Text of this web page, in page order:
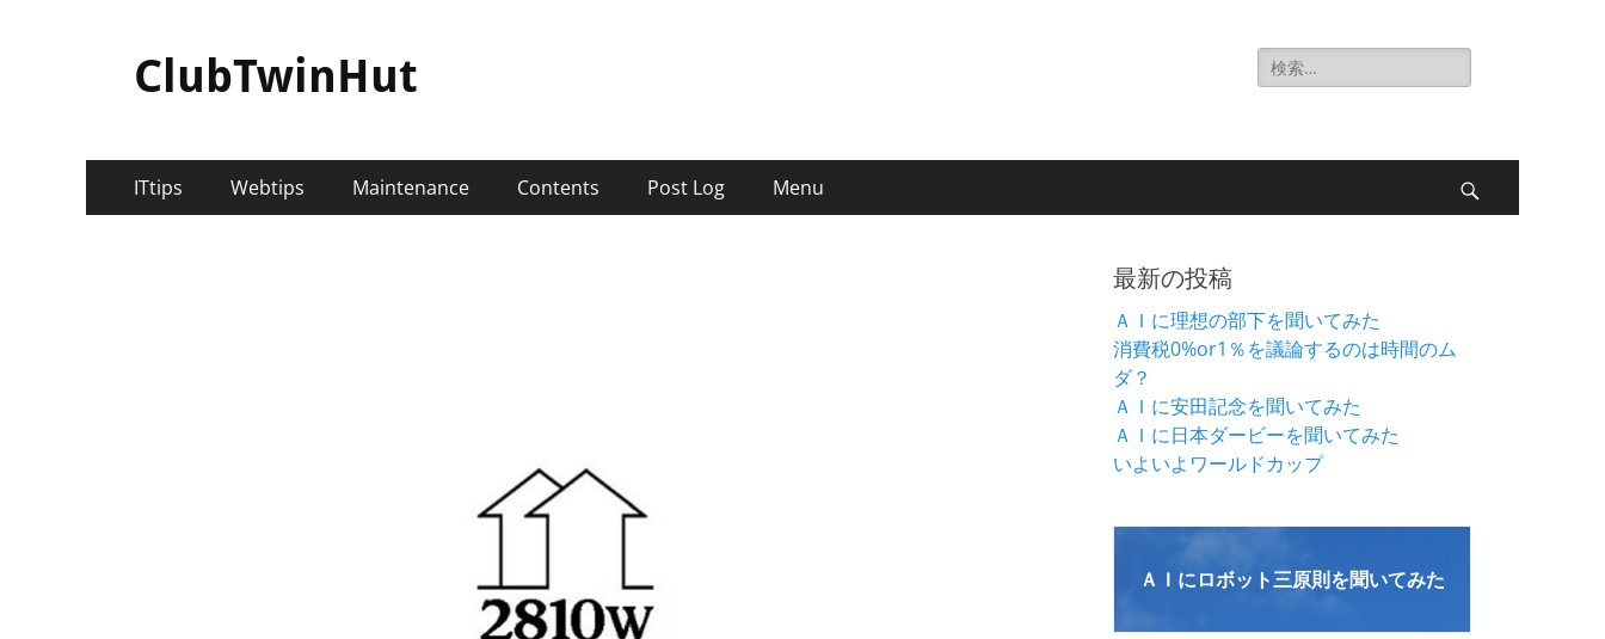
ClubTwinHut
検
索:
メ
イ
ITtips Webtips Maintenance Contents Post Log Menu
最新の投稿
ＡＩに理想の部下を聞いてみた
消費税0%or1％を議論するのは時間のム
ダ？
ＡＩに安田記念を聞いてみた
ＡＩに日本ダービーを聞いてみた
いよいよワールドカップ
ＡＩにロボット三原則を聞いてみた